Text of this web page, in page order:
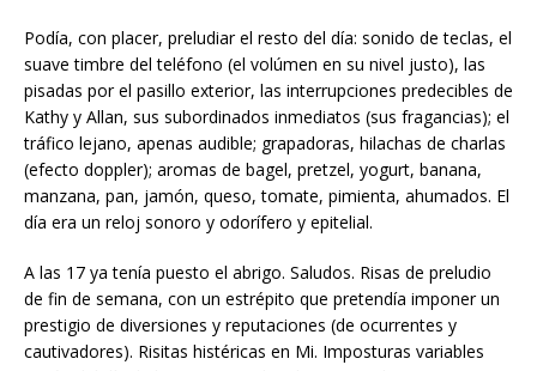
Podía, con placer, preludiar el resto del día: sonido de teclas, el
suave timbre del teléfono (el volúmen en su nivel justo), las
pisadas por el pasillo exterior, las interrupciones predecibles de
Kathy y Allan, sus subordinados inmediatos (sus fragancias); el
tráfico lejano, apenas audible; grapadoras, hilachas de charlas
(efecto doppler); aromas de bagel, pretzel, yogurt, banana,
manzana, pan, jamón, queso, tomate, pimienta, ahumados. El
día era un reloj sonoro y odorífero y epitelial.
A las 17 ya tenía puesto el abrigo. Saludos. Risas de preludio
de fin de semana, con un estrépito que pretendía imponer un
prestigio de diversiones y reputaciones (de ocurrentes y
cautivadores). Risitas histéricas en Mi. Imposturas variables